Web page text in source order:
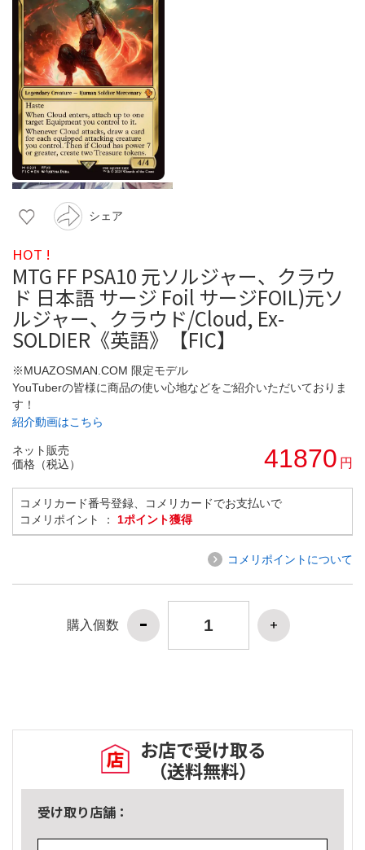
シェア
HOT !
MTG FF PSA10 元ソルジャー、クラウ
ド 日本語 サージ Foil サージFOIL)元ソ
ルジャー、クラウド/Cloud, Ex-
SOLDIER《英語》【FIC】
※MUAZOSMAN.COM 限定モデル
YouTuberの皆様に商品の使い心地などをご紹介いただいておりま
す！
紹介動画はこちら
ネット販売
価格（税込）
41870 円
コメリカード番号登録、コメリカードでお支払いで
コメリポイント ： 1ポイント獲得
コメリポイントについて
購入個数
お店で受け取る
（送料無料）
受け取り店舗：